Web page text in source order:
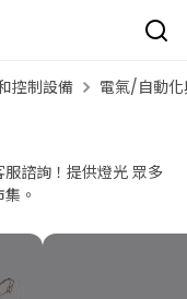
控制設備 電氣/自動
諮詢！提供燈光 眾多
。